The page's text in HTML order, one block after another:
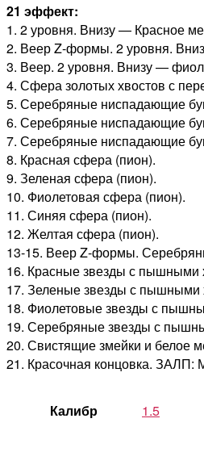
21 эффект:
1. 2 уровня. Внизу — Красное
2. Веер Z-формы. 2 уровня.
3. Веер. 2 уровня. Внизу —
4. Сфера золотых хвостов с
5. Серебряные ниспадающие
6. Серебряные ниспадающие
7. Серебряные ниспадающие
8. Красная сфера (пион).
9. Зеленая сфера (пион).
10. Фиолетовая сфера (пион).
11. Синяя сфера (пион).
12. Желтая сфера (пион).
13-15. Веер Z-формы.
16. Красные звезды с пышными
17. Зеленые звезды с пышными
18. Фиолетовые звезды с
19. Серебряные звезды с
20. Свистящие змейки и белое
21. Красочная концовка. ЗАЛП:
Калибр 1.5